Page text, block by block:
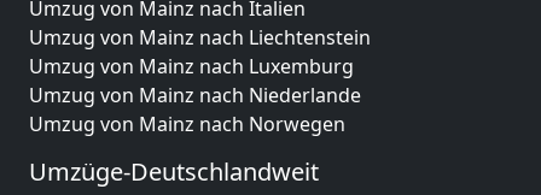
Umzug von Mainz nach Italien
Umzug von Mainz nach Liechtenstein
Umzug von Mainz nach Luxemburg
Umzug von Mainz nach Niederlande
Umzug von Mainz nach Norwegen
Umzüge-Deutschlandweit